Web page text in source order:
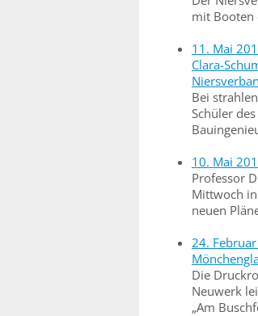
mit Booten
11. Mai
Clara-
Bei
Schüler
10. Mai
Professor
Mittwoch
neuen
24.
Die
Neuwerk
„Am